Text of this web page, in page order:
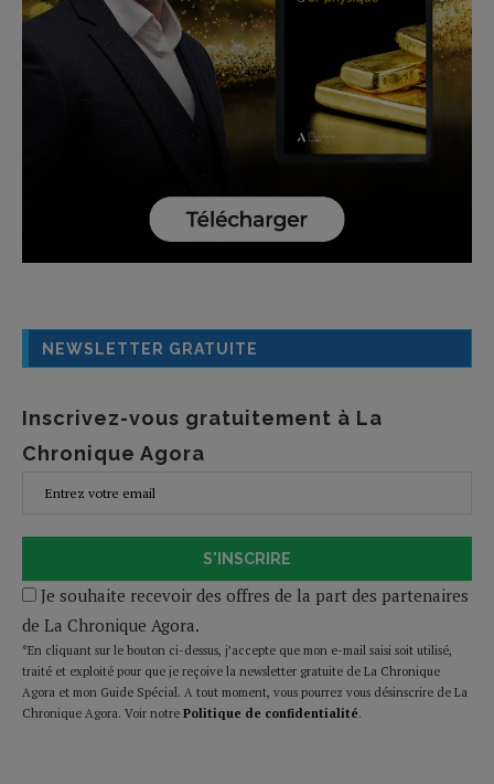
NEWSLETTER GRATUITE
Inscrivez-vous gratuitement à La
Chronique Agora
S'INSCRIRE
Je souhaite recevoir des offres de la part des partenaires
de La Chronique Agora.
*En cliquant sur le bouton ci-dessus, j’accepte que mon e-mail saisi soit utilisé,
traité et exploité pour que je reçoive la newsletter gratuite de La Chronique
Agora et mon Guide Spécial. A tout moment, vous pourrez vous désinscrire de La
Chronique Agora. Voir notre Politique de confidentialité.